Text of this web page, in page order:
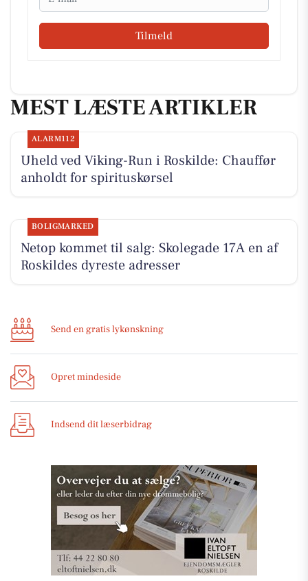
Tilmeld
MEST LÆSTE ARTIKLER
ALARM112
Uheld ved Viking-Run i Roskilde: Chauffør
anholdt for spirituskørsel
BOLIGMARKED
Netop kommet til salg: Skolegade 17A en af
Roskildes dyreste adresser
Send en gratis lykønskning
Opret mindeside
Indsend dit læserbidrag